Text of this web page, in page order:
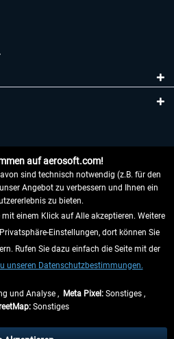
auf aerosoft.com!
sind technisch notwendig (z.B. für den
Angebot zu verbessern und Ihnen ein
zu bieten.
einem Klick auf Alle akzeptieren. Weitere
Einstellungen, dort können Sie
Rufen Sie dazu einfach die Seite mit der
unseren Datenschutzbestimmungen.
und Analyse , Meta Pixel:Sonstiges ,
Sonstiges